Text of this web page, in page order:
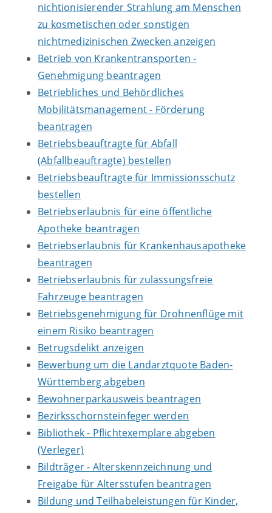
nichtionisierender Strahlung am Menschen
zu kosmetischen oder sonstigen
nichtmedizinischen Zwecken anzeigen
Betrieb von Krankentransporten -
Genehmigung beantragen
Betriebliches und Behördliches
Mobilitätsmanagement - Förderung
beantragen
Betriebsbeauftragte für Abfall
(Abfallbeauftragte) bestellen
Betriebsbeauftragte für Immissionsschutz
bestellen
Betriebserlaubnis für eine öffentliche
Apotheke beantragen
Betriebserlaubnis für Krankenhausapotheke
beantragen
Betriebserlaubnis für zulassungsfreie
Fahrzeuge beantragen
Betriebsgenehmigung für Drohnenflüge mit
einem Risiko beantragen
Betrugsdelikt anzeigen
Bewerbung um die Landarztquote Baden-
Württemberg abgeben
Bewohnerparkausweis beantragen
Bezirksschornsteinfeger werden
Bibliothek - Pflichtexemplare abgeben
(Verleger)
Bildträger - Alterskennzeichnung und
Freigabe für Altersstufen beantragen
Bildung und Teilhabeleistungen für Kinder,